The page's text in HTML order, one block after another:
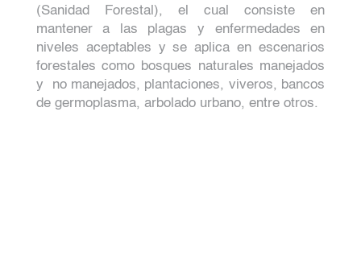
(Sanidad Forestal), el cual consiste en
mantener a las plagas y enfermedades en
niveles aceptables y se aplica en escenarios
forestales como bosques naturales manejados
y
no manejados, plantaciones, viveros, bancos
de germoplasma, arbolado urbano, entre otros.